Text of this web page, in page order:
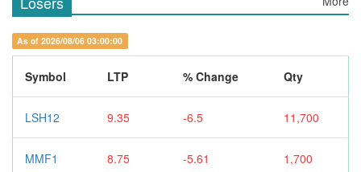
As of 2026/08/06 03:00:00
Symbol LTP % Change Qty
LSH12 9.35 -6.5 11,700
MMF1 8.75 -5.61 1,700